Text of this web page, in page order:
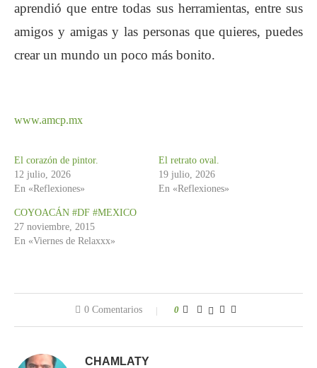
aprendió que entre todas sus herramientas, entre sus
amigos y amigas y las personas que quieres, puedes
crear un mundo un poco más bonito.
www.amcp.mx
El corazón de pintor.
12 julio, 2026
En «Reflexiones»
El retrato oval.
19 julio, 2026
En «Reflexiones»
COYOACÁN #DF #MEXICO
27 noviembre, 2015
En «Viernes de Relaxxx»
0 Comentarios 0
CHAMLATY